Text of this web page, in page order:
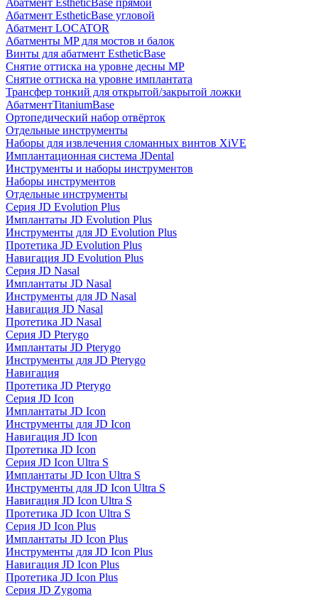
Абатмент EstheticBase прямой
Абатмент EstheticBase угловой
Абатмент LOCATOR
Абатменты MP для мостов и балок
Винты для абатмент EstheticBase
Снятие оттиска на уровне десны MP
Снятие оттиска на уровне имплантата
Трансфер тонкий для открытой/закрытой ложки
АбатментTitaniumBase
Ортопедический набор отвёрток
Отдельные инструменты
Наборы для извлечения сломанных винтов XiVE
Имплантационная система JDental
Инструменты и наборы инструментов
Наборы инструментов
Отдельные инструменты
Серия JD Evolution Plus
Имплантаты JD Evolution Plus
Инструменты для JD Evolution Plus
Протетика JD Evolution Plus
Навигация JD Evolution Plus
Серия JD Nasal
Имплантаты JD Nasal
Инструменты для JD Nasal
Навигация JD Nasal
Протетика JD Nasal
Серия JD Pterygo
Имплантаты JD Pterygo
Инструменты для JD Pterygo
Навигация
Протетика JD Pterygo
Серия JD Icon
Имплантаты JD Icon
Инструменты для JD Icon
Навигация JD Icon
Протетика JD Icon
Серия JD Icon Ultra S
Имплантаты JD Icon Ultra S
Инструменты для JD Icon Ultra S
Навигация JD Icon Ultra S
Протетика JD Icon Ultra S
Серия JD Icon Plus
Имплантаты JD Icon Plus
Инструменты для JD Icon Plus
Навигация JD Icon Plus
Протетика JD Icon Plus
Серия JD Zygoma